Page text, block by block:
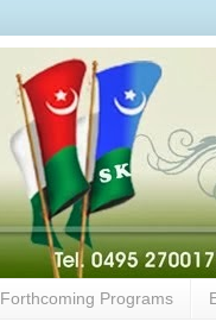
Forthcoming Programs